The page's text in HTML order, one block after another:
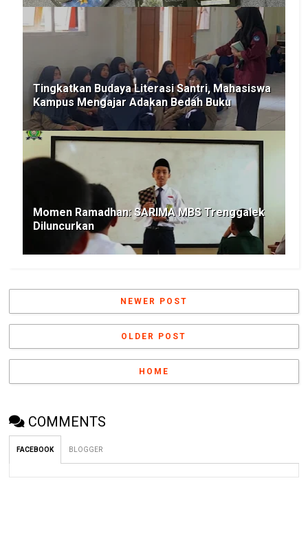
Tingkatkan Budaya Literasi Santri, Mahasiswa
Kampus Mengajar Adakan Bedah Buku
Momen Ramadhan: SARIMA MBS Trenggalek
Diluncurkan
NEWER POST
OLDER POST
HOME
COMMENTS
FACEBOOK BLOGGER